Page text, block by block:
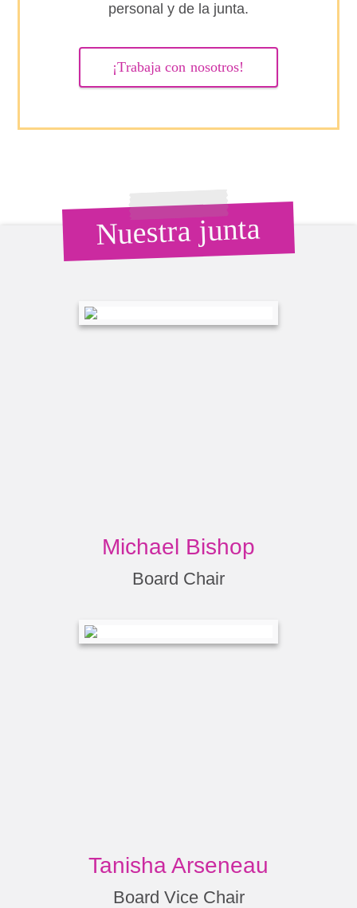
personal y de la junta.
¡Trabaja con nosotros!
Nuestra junta
Michael Bishop
Board Chair
Tanisha Arseneau
Board Vice Chair